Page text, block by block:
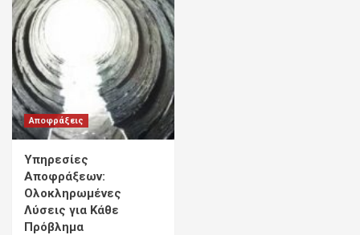
Αποφράξεις
Υπηρεσίες
Αποφράξεων:
Ολοκληρωμένες
Λύσεις για Κάθε
Πρόβλημα